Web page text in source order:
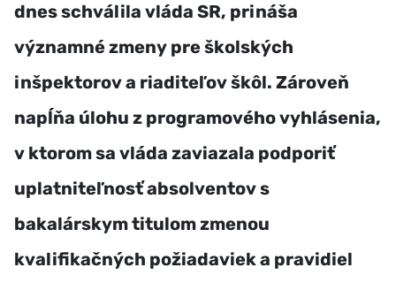
dnes schválila vláda SR, prináša
významné zmeny pre školských
inšpektorov a riaditeľov škôl. Zároveň
napĺňa úlohu z programového vyhlásenia,
v ktorom sa vláda zaviazala podporiť
uplatniteľnosť absolventov s
bakalárskym titulom zmenou
kvalifikačných požiadaviek a pravidiel